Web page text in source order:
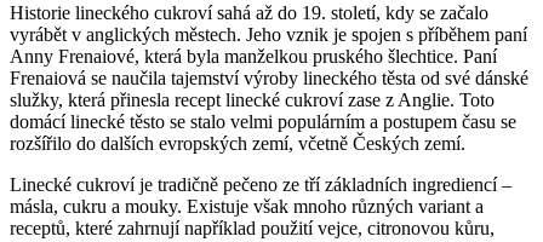
Historie lineckého cukroví sahá až do 19. století, kdy se začalo
vyrábět v anglických městech. Jeho vznik je spojen s příběhem paní
Anny Frenaiové, která byla manželkou pruského šlechtice. Paní
Frenaiová se naučila tajemství výroby lineckého těsta od své dánské
služky, která přinesla recept linecké cukroví zase z Anglie. Toto
domácí linecké těsto se stalo velmi populárním a postupem času se
rozšířilo do dalších evropských zemí, včetně Českých zemí.
Linecké cukroví je tradičně pečeno ze tří základních ingrediencí –
másla, cukru a mouky. Existuje však mnoho různých variant a
receptů, které zahrnují například použití vejce, citronovou kůru,